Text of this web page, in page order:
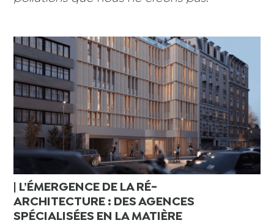
| L’ÉMERGENCE DE LA RÉ-
ARCHITECTURE : DES AGENCES
SPÉCIALISÉES EN LA MATIÈRE